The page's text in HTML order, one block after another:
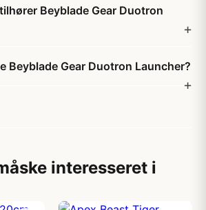
Beyblade Gear Duotron
Beyblade Gear Duotron Launcher?
interesseret i